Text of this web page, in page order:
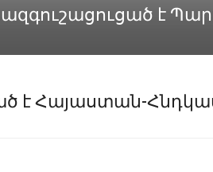
է
է Հայաստան-